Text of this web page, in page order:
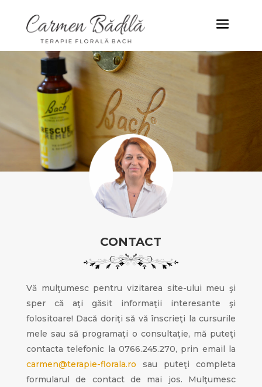
CONTACT
Vă mulţumesc pentru vizitarea site-ului meu şi
sper că aţi găsit informaţii interesante şi
folositoare! Dacă doriţi să vă înscrieţi la cursurile
mele sau să programaţi o consultaţie, mă puteţi
contacta telefonic la 0766.245.270, prin email la
carmen@terapie-florala.ro sau puteţi completa
formularul de contact de mai jos. Mulţumesc